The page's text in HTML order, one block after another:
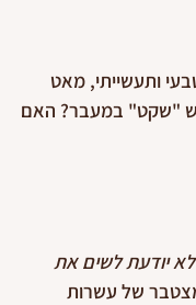
ותעשייתי, מאט
יש "שקט" במעבר? האם
יודעת לשים את
של עשרות